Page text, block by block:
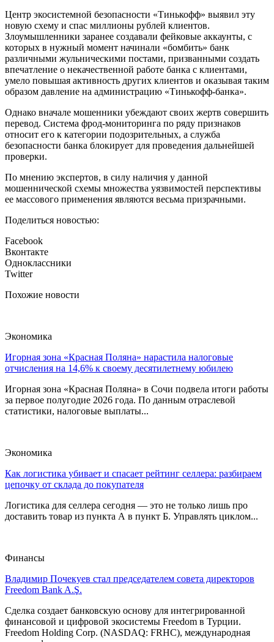
Центр экосистемной безопасности «Тинькофф» выявил эту
новую схему и спас миллионы рублей клиентов.
Злоумышленники заранее создавали фейковые аккаунты, с
которых в нужный момент начинали «бомбить» банк
различными жульническими постами, призванными создать
впечатление о некачественной работе банка с клиентами,
умело повышая активность других клиентов и оказывая таким
образом давление на администрацию «Тинькофф-банка».
Однако вначале мошенники убеждают своих жертв совершить
перевод. Система фрод-мониторинга по ряду признаков
относит его к категории подозрительных, а служба
безопасности банка блокирует для проведения дальнейшей
проверки.
По мнению экспертов, в силу наличия у данной
мошеннической схемы множества уязвимостей перспективы
ее массового применения являются весьма призрачными.
Поделиться новостью:
Facebook
Вконтакте
Одноклассники
Twitter
Похожие новости
Экономика
Игорная зона «Красная Поляна» нарастила налоговые
отчисления на 14,6% к своему десятилетнему юбилею
Игорная зона «Красная Поляна» в Сочи подвела итоги работы
за первое полугодие 2026 года. По данным отраслевой
статистики, налоговые выплаты...
Экономика
Как логистика убивает и спасает рейтинг селлера: разбираем
цепочку от склада до покупателя
Логистика для селлера сегодня — это не только лишь про
доставить товар из пункта А в пункт Б. Управлять циклом...
Финансы
Владимир Почекуев стал председателем совета директоров
Freedom Bank A.Ş.
Сделка создает банковскую основу для интегрированной
финансовой и цифровой экосистемы Freedom в Турции.
Freedom Holding Corp. (NASDAQ: FRHC), международная